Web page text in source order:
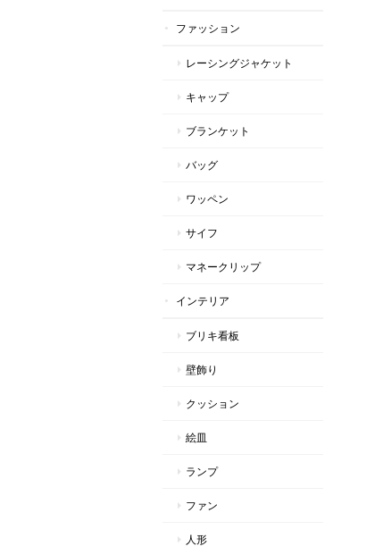
ファッション
レーシングジャケット
キャップ
ブランケット
バッグ
ワッペン
サイフ
マネークリップ
インテリア
ブリキ看板
壁飾り
クッション
絵皿
ランプ
ファン
人形